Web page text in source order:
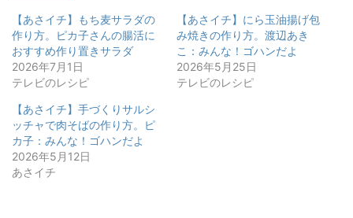
【あさイチ】もち麦サラダの
作り方。ピカ子さんの腸活に
おすすめ作り置きサラダ
2026年7月1日
テレビのレシピ
【あさイチ】にら玉油揚げ包
み焼きの作り方。渡辺あき
こ：みんな！ゴハンだよ
2026年5月25日
テレビのレシピ
【あさイチ】手づくりサルシ
ッチャで肉そばの作り方。ピ
カ子：みんな！ゴハンだよ
2026年5月12日
あさイチ